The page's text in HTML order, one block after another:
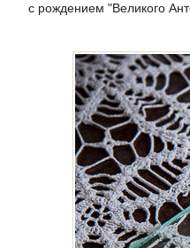
с рождением "Великого